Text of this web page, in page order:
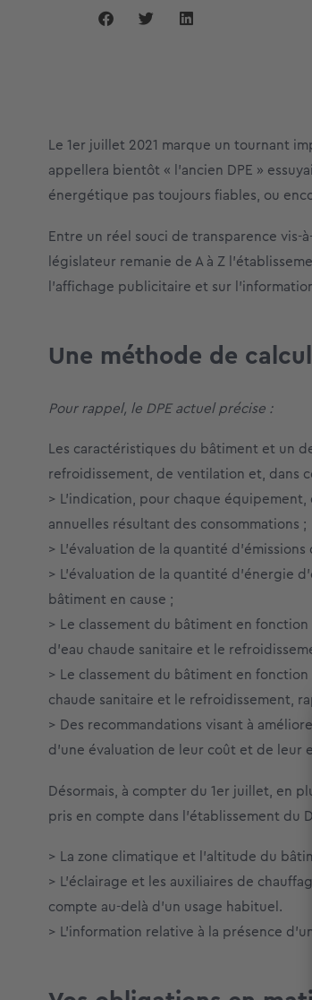
Le 1er juillet 2021 marque un tournant
appellera bientôt « l’ancien DPE »
énergétique pas toujours fiables, ou
Entre un réel souci de transparence
législateur remanie de A à Z
l’affichage publicitaire et sur
Une méthode de
Pour rappel, le DPE actuel précise :
Les caractéristiques du bâtiment et un
refroidissement, de ventilation et, dans
> L’indication, pour chaque
annuelles résultant des consommations ;
> L’évaluation de la quantité
> L’évaluation de la quantité d’énergie
bâtiment en cause ;
> Le classement du bâtiment en
d’eau chaude sanitaire et le
> Le classement du bâtiment en
chaude sanitaire et le refroidissement,
> Des recommandations visant à
d’une évaluation de leur coût et de leur
Désormais, à compter du 1er juillet, en
pris en compte dans l’établissement du
> La zone climatique et l’altitude du
> L’éclairage et les auxiliaires de
compte au-delà d’un usage habituel.
> L’information relative à la présence